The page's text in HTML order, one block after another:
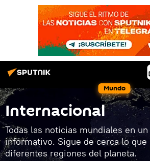
Mundo
Internacional
Todas las noticias mundiales en
informativo. Sigue de cerca lo que
diferentes regiones del planeta.